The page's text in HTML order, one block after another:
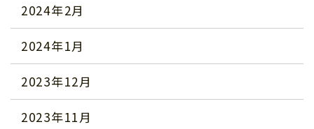
2024年2月
2024年1月
2023年12月
2023年11月